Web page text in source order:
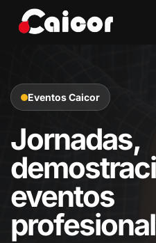
Eventos Caicor
Jornadas,
eventos